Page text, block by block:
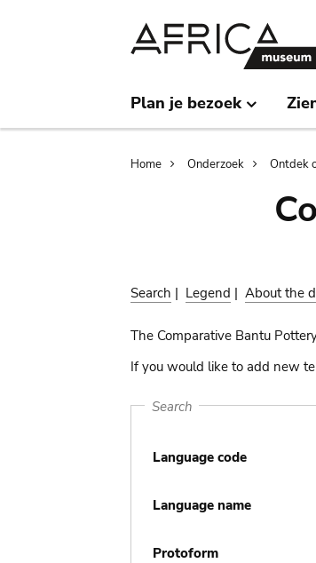
Plan je bezoek
Breadcrumb
Home Onderzoek Ontdek
Search | Legend | About the
The Comparative Bantu
If you would like to add new
Search
Language code
Language name
Protoform